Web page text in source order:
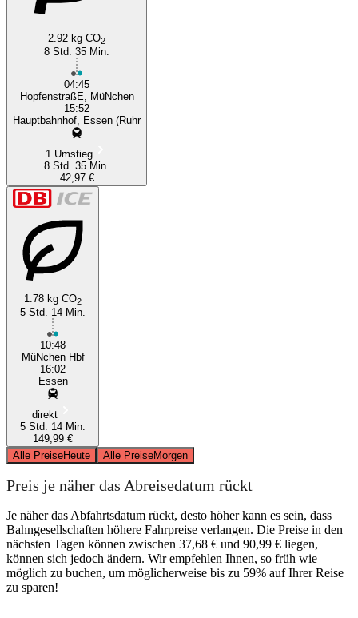
2.92 kg CO2
8 Std. 35 Min.
04:45
HopfenstraßE, MüNchen
15:52
Hauptbahnhof, Essen (Ruhr
1 Umstieg
8 Std. 35 Min.
42,97 €
1.78 kg CO2
5 Std. 14 Min.
10:48
MüNchen Hbf
16:02
Essen
direkt
5 Std. 14 Min.
149,99 €
Alle PreiseHeute Alle PreiseMorgen
Preis je näher das Abreisedatum rückt
Je näher das Abfahrtsdatum rückt, desto höher kann es sein, dass
Bahngesellschaften höhere Fahrpreise verlangen. Die Preise in den
nächsten Tagen können zwischen 37,68 € und 90,99 € liegen,
können sich jedoch ändern. Wir empfehlen Ihnen, so früh wie
möglich zu buchen, um möglicherweise bis zu 59% auf Ihrer Reise
zu sparen!